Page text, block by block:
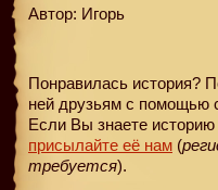
Автор: Игорь
Понравилась история?
ней друзьям с помощью
Если Вы знаете
присылайте её нам (
требуется).